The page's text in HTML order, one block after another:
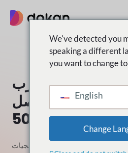
إلى
المحتوى
بكالتأثير واضرب
بككسب ما يصل
ل$5000
أو فيديو
مؤثر يحب البرمجيات
We've detected you
speaking a different
you want to change
English
Change